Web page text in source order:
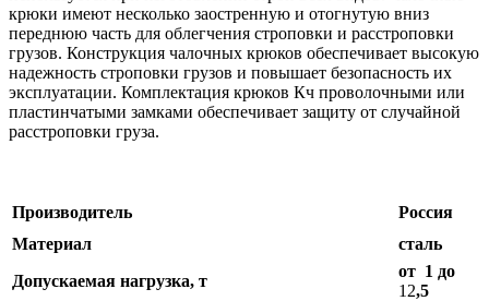
крюки имеют несколько заостренную и отогнутую вниз
переднюю часть для облегчения строповки и расстроповки
грузов. Конструкция чалочных крюков обеспечивает высокую
надежность строповки грузов и повышает безопасность их
эксплуатации. Комплектация крюков Кч проволочными или
пластинчатыми замками обеспечивает защиту от случайной
расстроповки груза.
Производитель
Россия
Материал
сталь
Допускаемая нагрузка, т
от 1 до
12,5